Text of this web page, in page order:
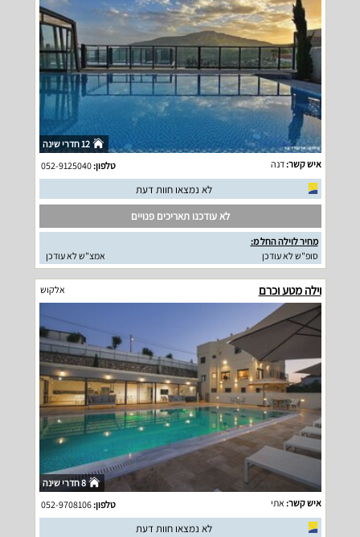
12 חדרי שינה
איש קשר:דנה טלפון:052-9125040
לא נמצאו חוות דעת
לא עודכנו תאריכים פנויים
מחיר לוילה החל מ:
סופ"ש לא עודכן
אמצ"ש לא עודכן
וילה מטע וכרם אלקוש
8 חדרי שינה
איש קשר: אתי טלפון:052-9708106
לא נמצאו חוות דעת